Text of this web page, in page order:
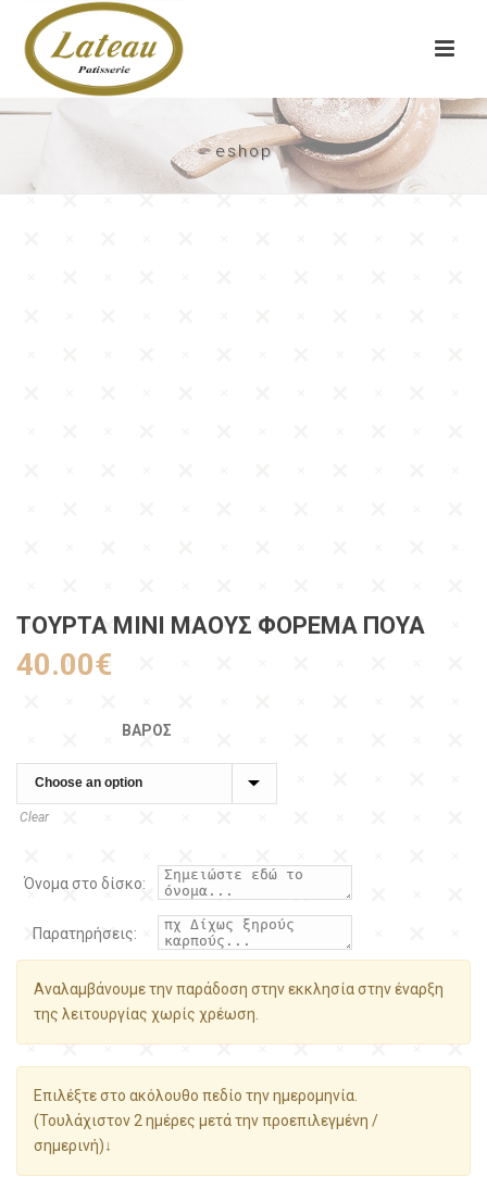
eshop
ΤΟΥΡΤΑ ΜΙΝΙ ΜΑΟΥΣ ΦΟΡΕΜΑ ΠΟΥΑ
40.00€
ΒΆΡΟΣ
Clear
Όνομα στο δίσκο:
Παρατηρήσεις:
Αναλαμβάνουμε την παράδοση στην εκκλησία στην έναρξη
της λειτουργίας χωρίς χρέωση.
Επιλέξτε στο ακόλουθο πεδίο την ημερομηνία.
(Τουλάχιστον 2 ημέρες μετά την προεπιλεγμένη /
σημερινή)↓